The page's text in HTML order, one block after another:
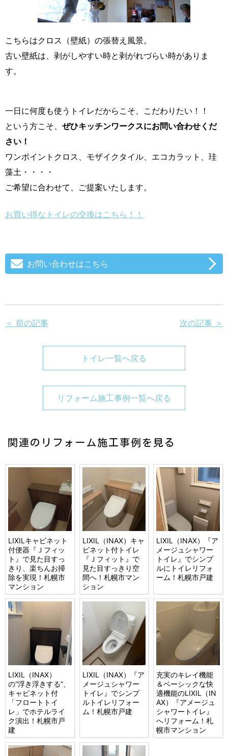
こちらはクロス（壁紙）の張替え風景。
古い壁紙は、剥がしやすい時と剥がれづらい時がありま
す。
一日に何度も使うトイレだからこそ、こだわりたい！！
という方こそ、 ぜひキッチンワークスにお問い合わせくだ
さい！
ワンポイントクロス、モザイクタイル、エコカラット、珪
藻土・・・・
ご希望に合わせて、ご提案いたします。
お買い得なトイレの交換はこちら！！
お問い合わせはこちら
＜ 前の記事 次の記事 ＞
トイレ一覧へ戻る
リフォーム施工事例一覧へ戻る
関連のリフォーム施工事例を見る
LIXILキャビネット
付便器『Ｊフィッ
ト』で見た目すっ
きり、楽ちんお掃
除を実現！札幌市
マンション
LIXIL（INAX）キャ
ビネット付トイレ
『Ｊフィット』で
見た目すっきり空
間へ！札幌市マン
ション
LIXIL（INAX）『ア
メージュシャワー
トイレ』でシンプ
ルにトイレリフォ
ーム！札幌市戸建
LIXIL（INAX）
の“浮き浮きする”、
キャビネット付
「フロートトイ
レ」でホテルライ
ク演出！札幌市戸
建
LIXIL（INAX）『ア
メージュシャワー
トイレ』でシンプ
ルトイレリフォー
ム！札幌市戸建
充実のキレイ機能
＆ベーシックな快
適機能のLIXIL（IN
AX）『アメージュ
シャワートイレ』
へリフォーム！札
幌市マンション